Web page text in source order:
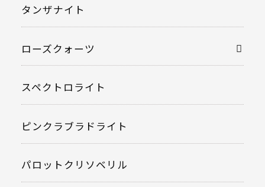
タンザナイト
ローズクォーツ
スペクトロライト
ピンクラブラドライト
パロットクリソベリル